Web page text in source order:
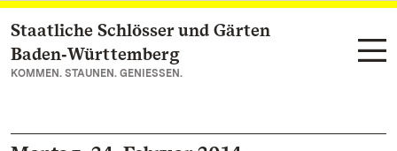
Zum Hauptinhalt springen
Staatliche Schlösser und Gärten
Baden‑Württemberg
KOMMEN. STAUNEN. GENIESSEN.